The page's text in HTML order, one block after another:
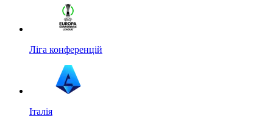
Ліга конференцій
Італія